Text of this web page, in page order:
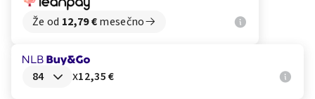
Že od 12,79€mesečno
x12,35 €